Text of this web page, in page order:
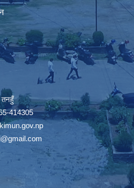
तनहुँ
414305